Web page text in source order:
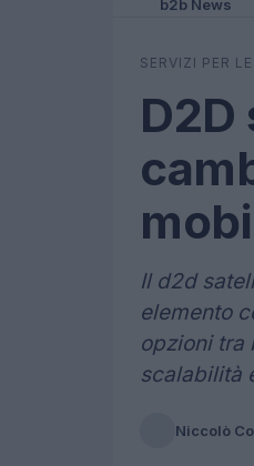
b2b News
SERVIZI PER
Il d2d
elemento
opzioni tra
scalabilità
Niccolò